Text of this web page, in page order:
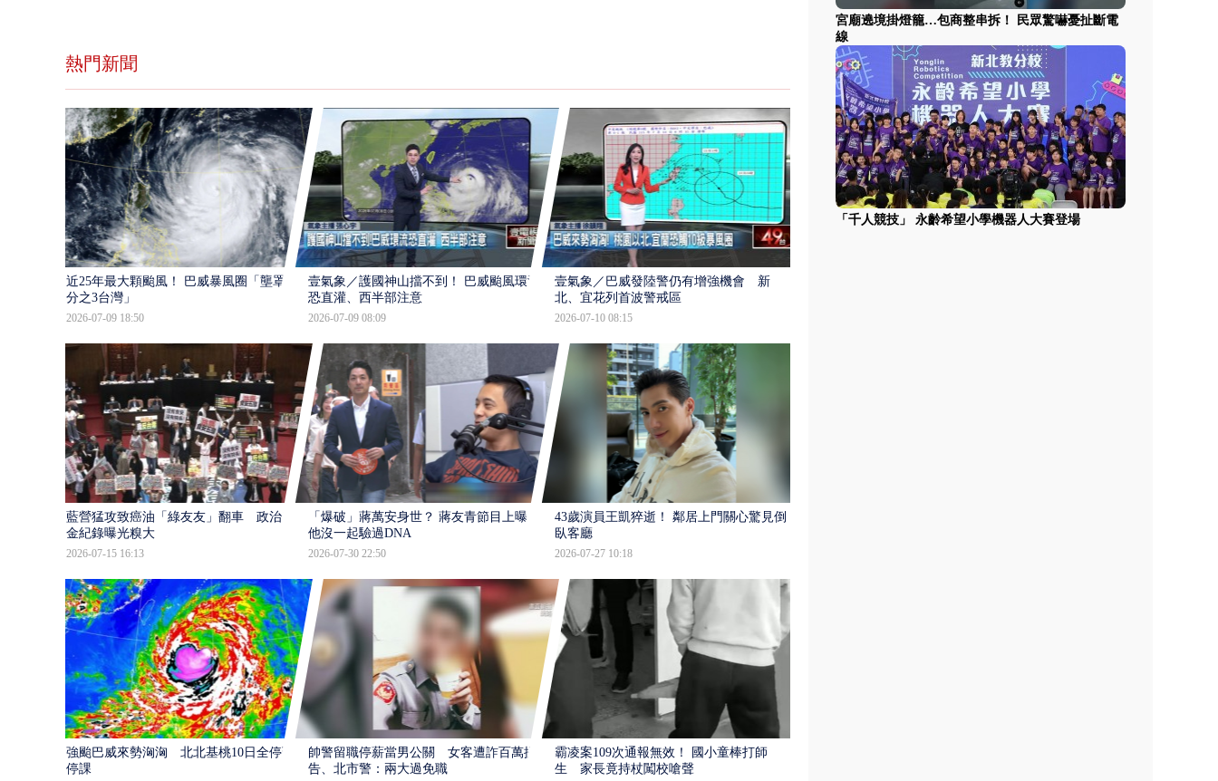
熱門新聞
近25年最大顆颱風！ 巴威暴風圈「壟罩4
分之3台灣」
2026-07-09 18:50
壹氣象／護國神山擋不到！ 巴威颱風環流
恐直灌、西半部注意
2026-07-09 08:09
壹氣象／巴威發陸警仍有增強機會 新
北、宜花列首波警戒區
2026-07-10 08:15
藍營猛攻致癌油「綠友友」翻車 政治獻
金紀錄曝光糗大
2026-07-15 16:13
「爆破」蔣萬安身世？ 蔣友青節目上曝：
他沒一起驗過DNA
2026-07-30 22:50
43歲演員王凱猝逝！ 鄰居上門關心驚見倒
臥客廳
2026-07-27 10:18
強颱巴威來勢洶洶 北北基桃10日全停班
停課
帥警留職停薪當男公關 女客遭詐百萬提
告、北市警：兩大過免職
霸凌案109次通報無效！ 國小童棒打師
生 家長竟持杖闖校嗆聲
宮廟遶境掛燈籠…包商整串拆！ 民眾驚嚇憂扯斷電
線
「千人競技」 永齡希望小學機器人大賽登場